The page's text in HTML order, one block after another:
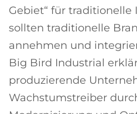
Gebiet“ für
sollten traditionelle
annehmen und
Big Bird Industrial
produzierende
Wachstumstreiber